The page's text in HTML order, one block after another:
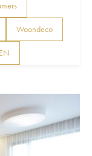
Woondeco